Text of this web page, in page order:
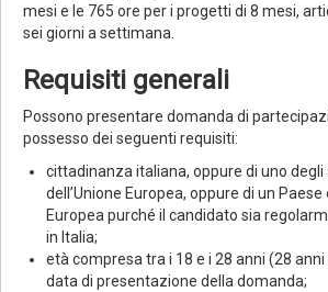
mesi e le 765 ore per i progetti di 8 mesi,
sei giorni a settimana.
Requisiti generali
Possono presentare domanda di
possesso dei seguenti requisiti:
cittadinanza italiana, oppure di uno
dell’Unione Europea, oppure di un
Europea purché il candidato sia
in Italia;
età compresa tra i 18 e i 28 anni (28
data di presentazione della domanda;